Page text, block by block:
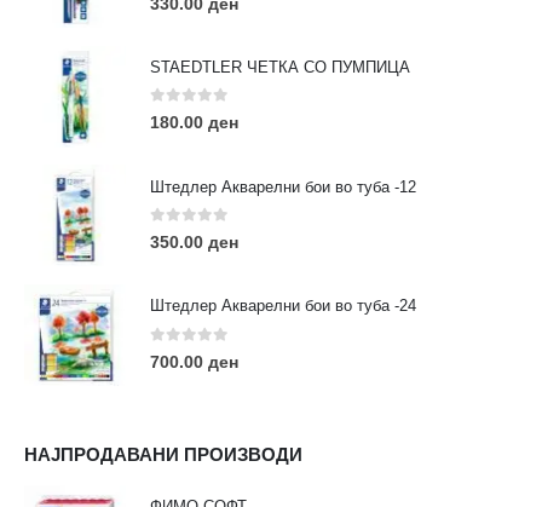
STAEDTLER ЧЕТКА СО ПУМПИЦА
0 out of 5
180.00 ден
Штедлер Акварелни бои во туба -12
0out of 5
350.00 ден
Штедлер Акварелни бои во туба -24
0out of 5
700.00 ден
НАЈПРОДАВАНИ ПРОИЗВОДИ